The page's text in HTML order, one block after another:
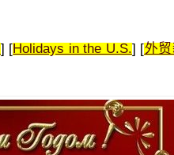
] [Holidays in the U.S.] [外